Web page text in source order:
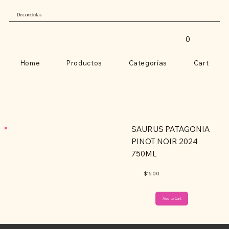
Decorcintas
Home Productos Categorías Cart
0
Add to Cart
SAURUS PATAGONIA
PINOT NOIR 2024
750ML
$16.00